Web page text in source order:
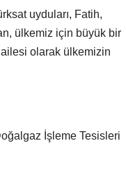
uyduları, Fatih,
ülkemiz için büyük bir
olarak ülkemizin
İşleme Tesisleri